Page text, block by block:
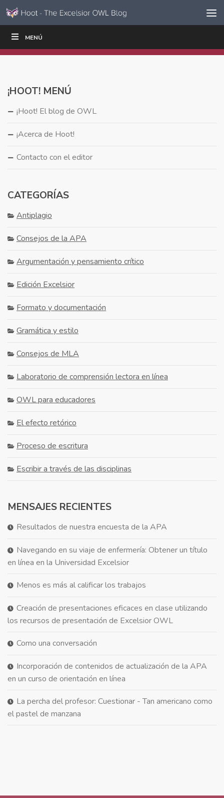
Ir al contenido
navegación
MENÚ
ESCRIBIR
¡HOOT! MENÚ
¡Hoot! El blog de OWL
¡Acerca de Hoot!
Contacto con el editor
CATEGORÍAS
Antiplagio
Consejos de la APA
Argumentación y pensamiento crítico
Edición Excelsior
Formato y documentación
Gramática y estilo
Consejos de MLA
Laboratorio de comprensión lectora en línea
OWL para educadores
El efecto retórico
Proceso de escritura
Escribir a través de las disciplinas
MENSAJES RECIENTES
Resultados de nuestra encuesta de la APA
Navegando en su viaje de enfermería: Obtener un título
en línea en la Universidad Excelsior
Menos es más al calificar los trabajos
Creación de presentaciones eficaces en clase utilizando
los recursos de presentación de Excelsior OWL
Como una conversación
Incorporación de contenidos de actualización de la APA
en un curso de orientación en línea
La percha del profesor: Cuestionar - Tan americano como
el pastel de manzana